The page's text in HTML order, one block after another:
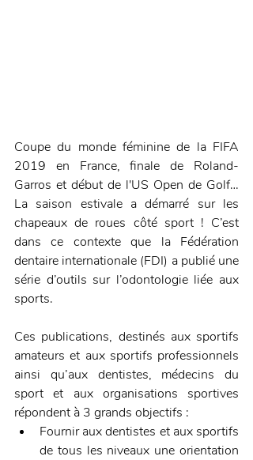
Coupe du monde féminine de la FIFA
2019 en France, finale de Roland-
Garros et début de l'US Open de Golf…
La saison estivale a démarré sur les
chapeaux de roues côté sport ! C’est
dans ce contexte que la Fédération
dentaire internationale (FDI) a publié une
série d’outils sur l’odontologie liée aux
sports.
Ces publications, destinés aux sportifs
amateurs et aux sportifs professionnels
ainsi qu’aux dentistes, médecins du
sport et aux organisations sportives
répondent à 3 grands objectifs :
Fournir aux dentistes et aux sportifs
de tous les niveaux une orientation